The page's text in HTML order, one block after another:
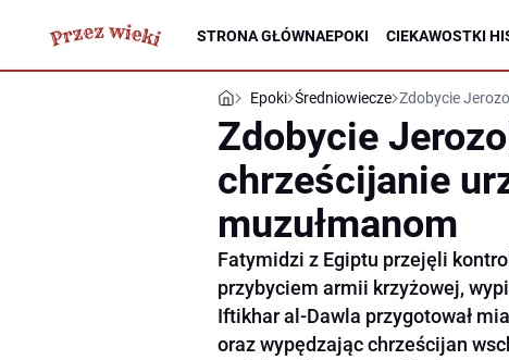
STRONA GŁÓWNAEPOKI CIEKAWOSTKI
Epoki Średniowiecze Zdobycie
Zdobycie
chrześcijanie
muzułmanom
Fatymidzi z Egiptu przejęli
przybyciem armii krzyżowej,
Iftikhar al-Dawla przygotował
oraz wypędzając chrześcijan